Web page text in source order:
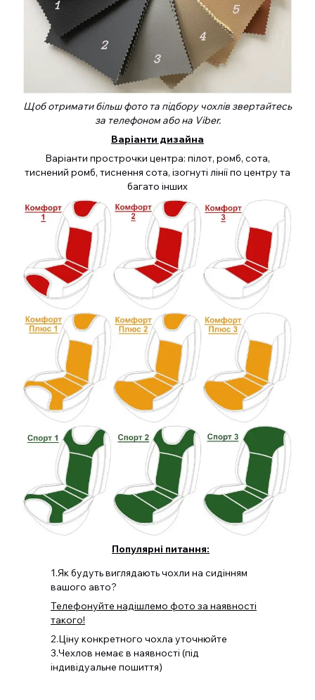
Щоб отримати більш фото та підбору чохлів звертайтесь
за телефоном або на Viber.
Варіанти дизайна
Варіанти прострочки центра: пілот, ромб, сота,
тиснений ромб, тиснення сота, ізогнуті лінії по центру та
багато інших
Популярні питання:
1.Як будуть виглядають чохли на сидінням
вашого авто?
Телефонуйте надішлемо фото за наявності
такого!
2.Ціну конкретного чохла уточнюйте
3.Чехлов немає в наявності (під
індивідуальне пошиття)